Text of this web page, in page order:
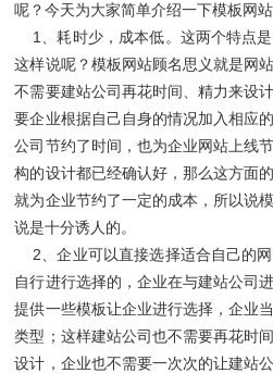
呢？今天为大家简单介绍一下模板网站
1、耗时少，成本低。这两个特点
这样说呢？模板网站顾名思义就是网
不需要建站公司再花时间、精力来设
要企业根据自己自身的情况加入相应
公司节约了时间，也为企业网站上线
构的设计都已经确认好，那么这方面
就为企业节约了一定的成本，所以说
说是十分诱人的。
2、企业可以直接选择适合自己的
自行进行选择的，企业在与建站公司
提供一些模板让企业进行选择，企业
类型；这样建站公司也不需要再花时
设计，企业也不需要一次次的让建站